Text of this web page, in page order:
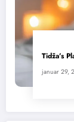
Tidža’s
januar 29,